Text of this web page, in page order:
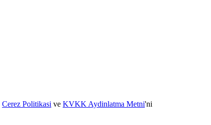
Cerez Politikasi ve KVKK Aydinlatma Metni'ni